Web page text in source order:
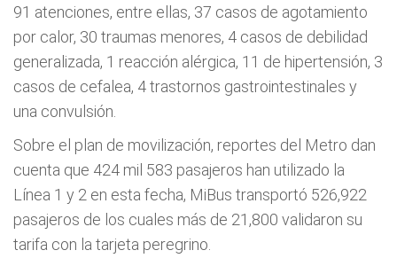
91 atenciones, entre ellas, 37 casos de agotamiento
por calor, 30 traumas menores, 4 casos de debilidad
generalizada, 1 reacción alérgica, 11 de hipertensión, 3
casos de cefalea, 4 trastornos gastrointestinales y
una convulsión.
Sobre el plan de movilización, reportes del Metro dan
cuenta que 424 mil 583 pasajeros han utilizado la
Línea 1 y 2 en esta fecha, MiBus transportó 526,922
pasajeros de los cuales más de 21,800 validaron su
tarifa con la tarjeta peregrino.